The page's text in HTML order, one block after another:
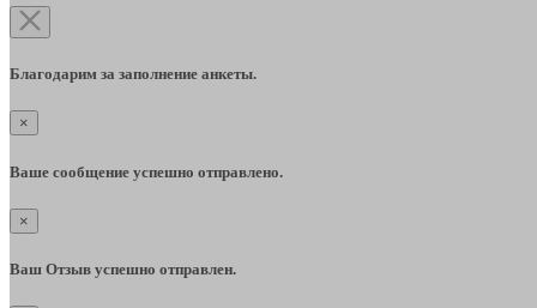
Благодарим за заполнение анкеты.
×
Ваше сообщение успешно отправлено.
×
Ваш Отзыв успешно отправлен.